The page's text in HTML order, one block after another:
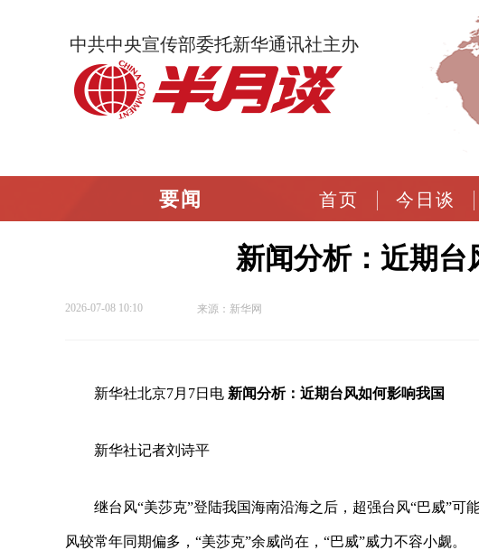
中共中央宣传部委托新华通讯社主办
要闻 首页 今日谈
新闻分析：近期台
2026-07-08 10:10 来源：新华网
新华社北京7月7日电 新闻分析：近期台风如何影响我国
新华社记者刘诗平
继台风“美莎克”登陆我国海南沿海之后，超强台风“巴威”
风较常年同期偏多，“美莎克”余威尚在，“巴威”威力不容小觑。